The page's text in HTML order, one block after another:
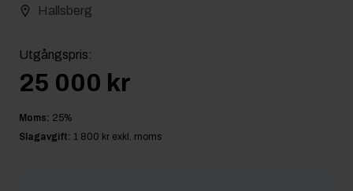
Hallsberg
Utgångspris:
25 000 kr
Moms: 25%
Slagavgift: 1 800 kr exkl. moms